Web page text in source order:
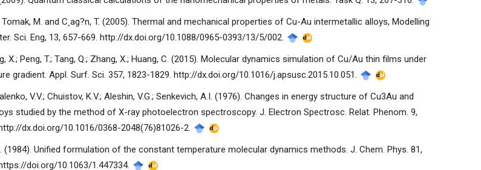
Tomak, M. and C¸ag?n, T. (2005). Thermal and mechanical properties of Cu-Au intermetallic alloys, Modelling
Sci. Eng, 13, 657-669. http://dx.doi.org/10.1088/0965-0393/13/5/002.
X.; Peng, T.; Tang, Q.; Zhang, X.; Huang, C. (2015). Molecular dynamics simulation of Cu/Au thin films under
gradient. Appl. Surf. Sci. 357, 1823-1829. http://dx.doi.org/10.1016/j.apsusc.2015.10.051.
V.V.; Chuistov, K.V.; Aleshin, V.G.; Senkevich, A.I. (1976). Changes in energy structure of Cu3Au and
studied by the method of X-ray photoelectron spectroscopy. J. Electron Spectrosc. Relat. Phenom. 9,
dx.doi.org/10.1016/0368-2048(76)81026-2.
(1984). Unified formulation of the constant temperature molecular dynamics methods. J. Chem. Phys. 81,
doi.org/10.1063/1.447334.